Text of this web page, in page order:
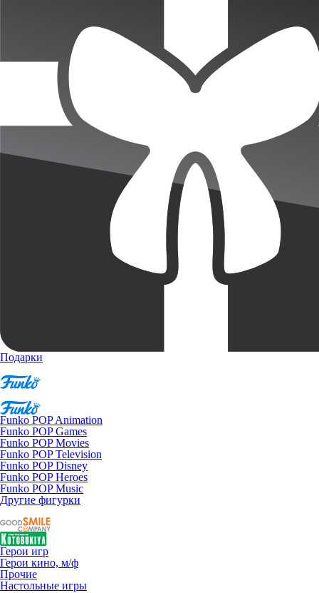
Подарки
Funko POP Animation
Funko POP Games
Funko POP Movies
Funko POP Television
Funko POP Disney
Funko POP Heroes
Funko POP Music
Другие фигурки
Герои игр
Герои кино, м/ф
Прочие
Настольные игры